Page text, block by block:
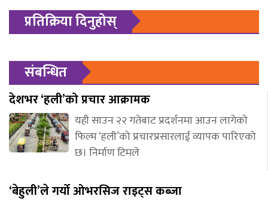
प्रतिक्रिया दिनुहोस्
संबन्धित
देशभर ‘हली’को प्रचार आक्रामक
यही साउन २२ गतेबाट प्रदर्शनमा आउन लागेको
फिल्म ‘हली’को प्रचारप्रसारलाई व्यापक पारिएको
छ। निर्माण टिमले
‘बेहुली’ले गर्यो ओभरसिज राइट्स कब्जा